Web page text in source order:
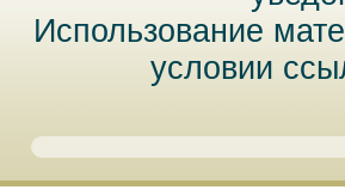
Использование
условии